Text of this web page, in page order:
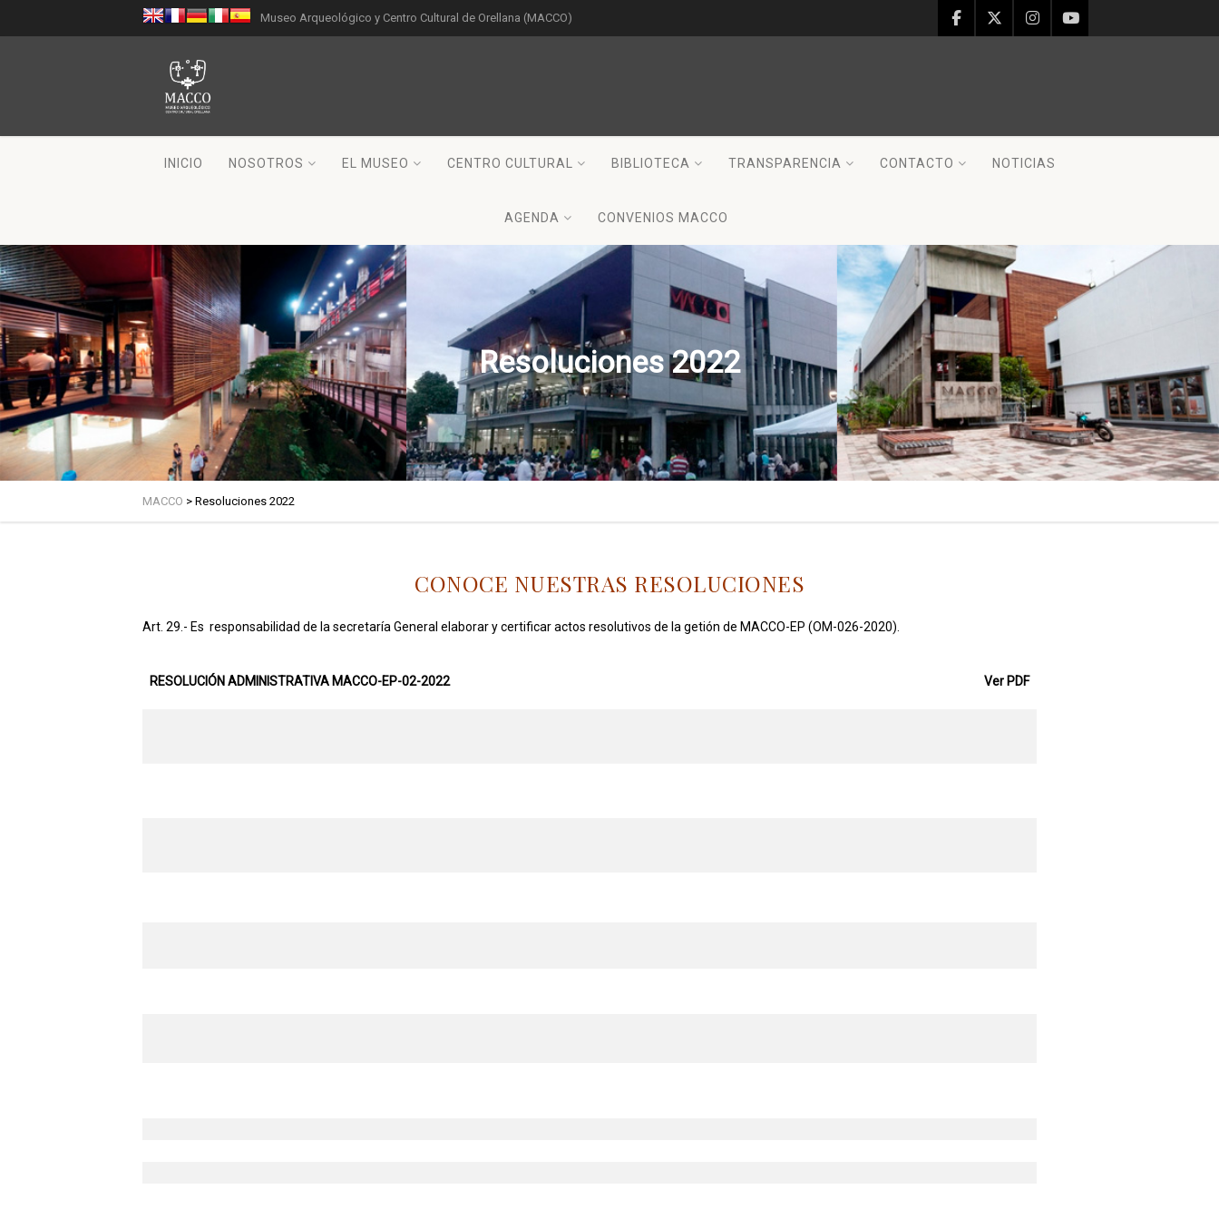
Museo Arqueológico y Centro Cultural de Orellana (MACCO)
INICIO NOSOTROS EL MUSEO CENTRO CULTURAL BIBLIOTECA TRANSPARENCIA CONTACTO NOTICIAS
AGENDA CONVENIOS MACCO
Resoluciones 2022
MACCO > Resoluciones 2022
CONOCE NUESTRAS RESOLUCIONES
Art. 29.- Es responsabilidad de la secretaría General elaborar y certificar actos resolutivos de la getión de MACCO-EP (OM-026-2020).
RESOLUCIÓN ADMINISTRATIVA MACCO-EP-02-2022 Ver PDF